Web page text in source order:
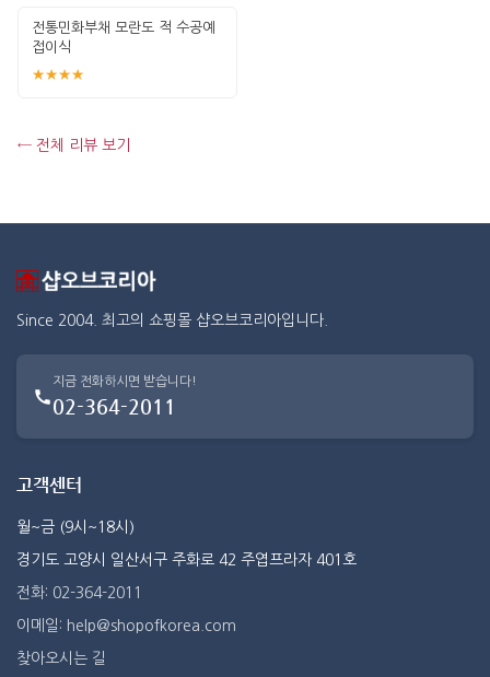
전통민화부채 모란도 적 수공예
접이식
★★★★
← 전체 리뷰 보기
Since 2004. 최고의 쇼핑몰 샵오브코리아입니다.
지금 전화하시면 받습니다!
02-364-2011
고객센터
월~금 (9시~18시)
경기도 고양시 일산서구 주화로 42 주엽프라자 401호
전화: 02-364-2011
이메일: help@shopofkorea.com
찾아오시는 길